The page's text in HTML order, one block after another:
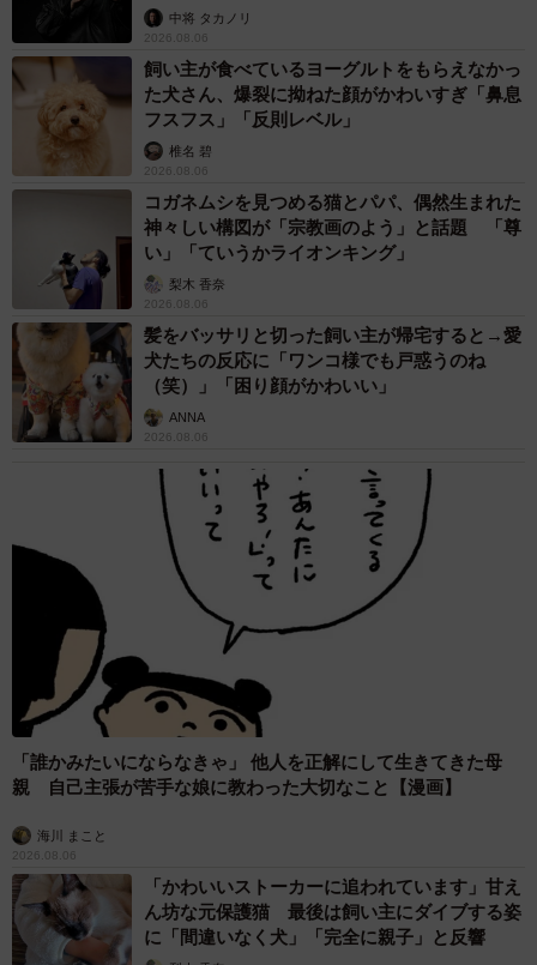
未熟」中将 タカノリ
2026.08.06
飼い主が食べているヨーグルトをもらえなかっ
た犬さん、爆裂に拗ねた顔がかわいすぎ「鼻息
フスフス」「反則レベル」
椎名 碧
2026.08.06
コガネムシを見つめる猫とパパ、偶然生まれた
神々しい構図が「宗教画のよう」と話題 「尊
い」「ていうかライオンキング」
梨木 香奈
2026.08.06
髪をバッサリと切った飼い主が帰宅すると→愛
犬たちの反応に「ワンコ様でも戸惑うのね
（笑）」「困り顔がかわいい」
ANNA
2026.08.06
「誰かみたいにならなきゃ」 他人を正解にして生きてきた母
親 自己主張が苦手な娘に教わった大切なこと【漫画】
海川 まこと
2026.08.06
「かわいいストーカーに追われています」甘え
ん坊な元保護猫 最後は飼い主にダイブする姿
に「間違いなく犬」「完全に親子」と反響